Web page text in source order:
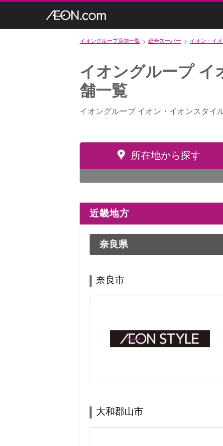
イオングループ店舗一覧 総合スーパー イオン・イ
イオングループ イ
舗一覧
イオングループ イオン・イオンスタイ
所在地から探す
近畿地方
奈良県
奈良市
大和郡山市